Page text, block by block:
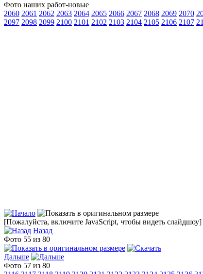
Фото наших работ-новые
2060 2061 2062 2063 2064 2065 2066 2067 2068 2069 2070
2097 2098 2099 2100 2101 2102 2103 2104 2105 2106 2107
[Пожалуйста, включите JavaScript, чтобы видеть слайдшоу]
Назад
Фото 55 из 80
Дальше
Фото 57 из 80